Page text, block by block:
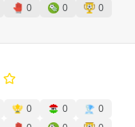
0 0
0
0 0
0